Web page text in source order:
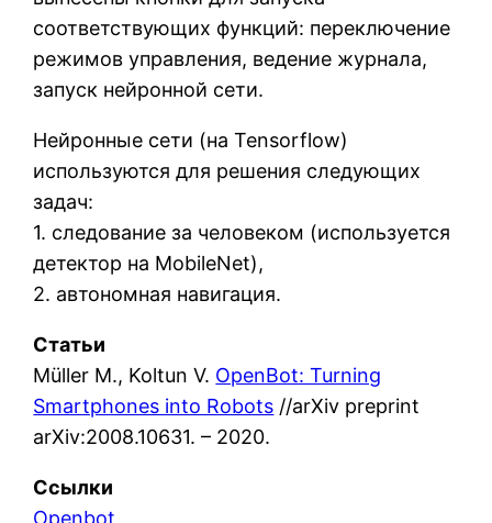
соответствующих функций: переключение
режимов управления, ведение журнала,
запуск нейронной сети.
Нейронные сети (на Tensorflow)
используются для решения следующих
задач:
1. следование за человеком (используется
детектор на MobileNet),
2. автономная навигация.
Статьи
Müller M., Koltun V. OpenBot: Turning
Smartphones into Robots //arXiv preprint
arXiv:2008.10631. – 2020.
Ссылки
Openbot